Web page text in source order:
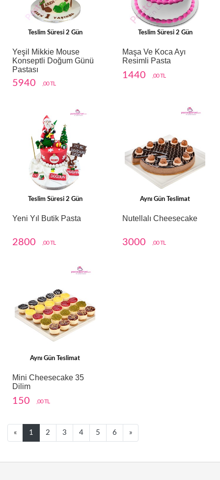
Teslim Süresi 2 Gün
Yeşil Mikkie Mouse
Konseptli Doğum Günü
Pastası
5940 ,00 TL
Teslim Süresi 2 Gün
Maşa Ve Koca Ayı
Resimli Pasta
1440 ,00 TL
Teslim Süresi 2 Gün
Yeni Yıl Butik Pasta
2800 ,00 TL
Aynı Gün Teslimat
Nutellalı Cheesecake
3000 ,00 TL
Aynı Gün Teslimat
Mini Cheesecake 35
Dilim
150 ,00 TL
«Next1 2 3 4 5 6 »Next